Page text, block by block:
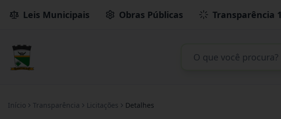
Leis Municipais Obras Públicas Transparência
Início Transparência Licitações Detalhes